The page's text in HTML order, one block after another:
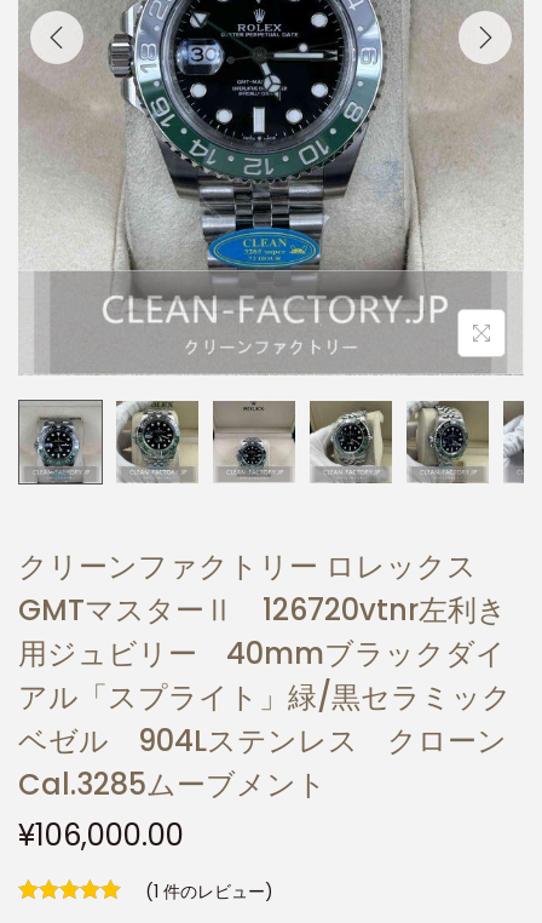
クリーンファクトリー ロレックス
GMTマスターⅡ 126720vtnr左利き
用ジュビリー 40mmブラックダイ
アル「スプライト」緑/黒セラミック
ベゼル 904Lステンレス クローン
Cal.3285ムーブメント
¥106,000.00
(1 件のレビュー)